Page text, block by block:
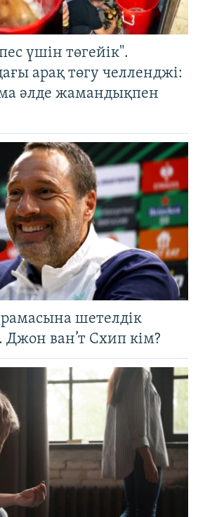
үшін төгейік".
арақ төгу челленджі:
әлде жамандықпен
шетелдік
Джон ван’т Схип кім?